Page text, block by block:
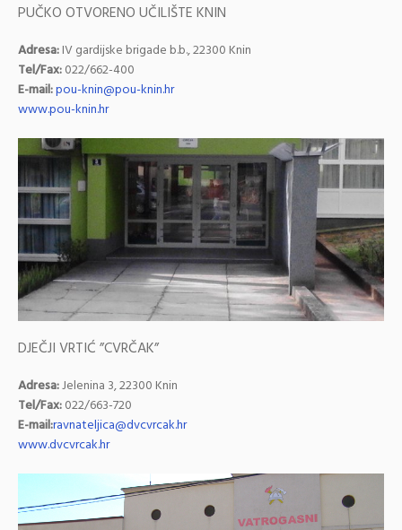
PUČKO OTVORENO UČILIŠTE KNIN
Adresa:IV gardijske brigade b.b., 22300 Knin
Tel/Fax:022/662-400
E-mail:pou-knin@pou-knin.hr
www.pou-knin.hr
DJEČJI VRTIĆ ”CVRČAK”
Adresa:Jelenina 3, 22300 Knin
Tel/Fax:022/663-720
E-mail:ravnateljica@dvcvrcak.hr
www.dvcvrcak.hr